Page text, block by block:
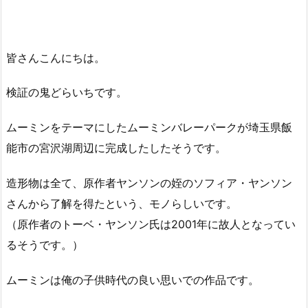
皆さんこんにちは。
検証の鬼どらいちです。
ムーミンをテーマにしたムーミンバレーパークが埼玉県飯
能市の宮沢湖周辺に完成したしたそうです。
造形物は全て、原作者ヤンソンの姪のソフィア・ヤンソン
さんから了解を得たという、モノらしいです。
（原作者のトーベ・ヤンソン氏は2001年に故人となってい
るそうです。）
ムーミンは俺の子供時代の良い思いでの作品です。